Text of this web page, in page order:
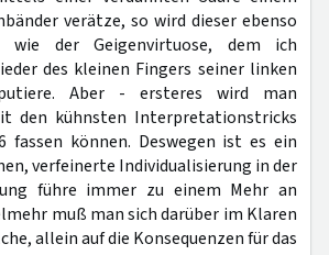
verätze, so wird dieser ebenso
wie der Geigenvirtuose, dem ich
des kleinen Fingers seiner linken
Aber - ersteres wird man
den kühnsten Interpretationstricks
fassen können. Deswegen ist es ein
verfeinerte Individualisierung in der
führe immer zu einem Mehr an
muß man sich darüber im Klaren
allein auf die Konsequenzen für das